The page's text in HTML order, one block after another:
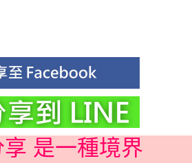
是一種境界